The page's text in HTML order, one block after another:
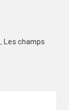
Les champs